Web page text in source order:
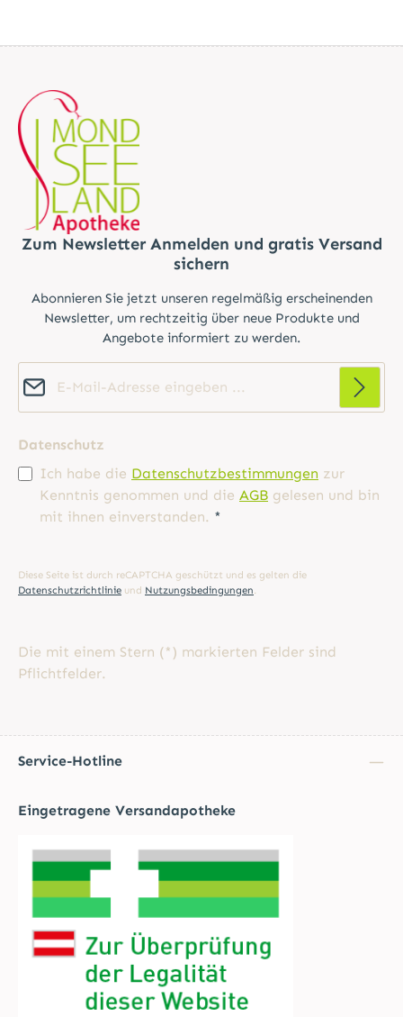
Zum Newsletter Anmelden und gratis Versand
sichern
Abonnieren Sie jetzt unseren regelmäßig erscheinenden
Newsletter, um rechtzeitig über neue Produkte und
Angebote informiert zu werden.
Datenschutz
Ich habe die Datenschutzbestimmungen zur
Kenntnis genommen und die AGB gelesen und bin
mit ihnen einverstanden. *
Diese Seite ist durch reCAPTCHA geschützt und es gelten die
Datenschutzrichtlinie und Nutzungsbedingungen.
Die mit einem Stern (*) markierten Felder sind
Pflichtfelder.
Service-Hotline
Eingetragene Versandapotheke